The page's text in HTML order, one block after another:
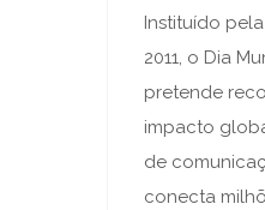
Instituído
2011, o Dia
pretende
impacto
de
conecta